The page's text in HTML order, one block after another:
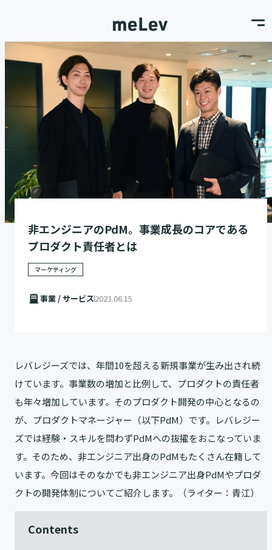
非エンジニアのPdM。事業成長のコアである
プロダクト責任者とは
マーケティング
事業 / サービス2023.06.15
レバレジーズでは、年間10を超える新規事業が生み出され続
けています。事業数の増加と比例して、プロダクトの責任者
も年々増加しています。そのプロダクト開発の中心となるの
が、プロダクトマネージャー（以下PdM）です。レバレジー
ズでは経験・スキルを問わずPdMへの抜擢をおこなっていま
す。そのため、非エンジニア出身のPdMもたくさん在籍して
います。今回はそのなかでも非エンジニア出身PdMやプロダ
クトの開発体制についてご紹介します。（ライター：青江）
Contents